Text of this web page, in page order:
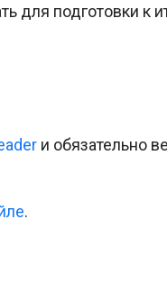
для подготовки к
и обязательно
.